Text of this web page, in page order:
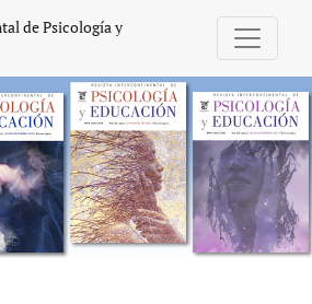
de Psicología y
de Psicología y